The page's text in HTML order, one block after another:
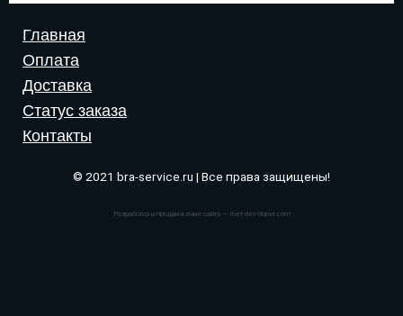
Главная
Оплата
Доставка
Статус заказа
Контакты
© 2021 bra-service.ru | Все права защищены!
Разработка и продвижение сайта — Inet-developer.com